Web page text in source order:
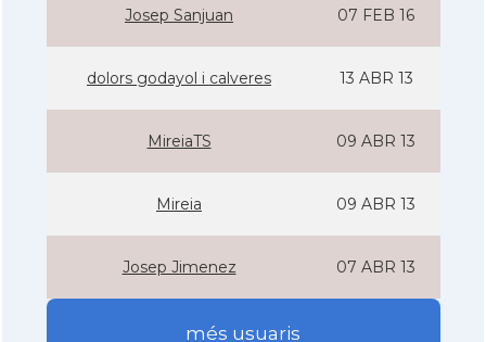
Josep Sanjuan 07 FEB 16
dolors godayol i calveres 13 ABR 13
MireiaTS 09 ABR 13
Mireia 09 ABR 13
Josep Jimenez 07 ABR 13
més usuaris